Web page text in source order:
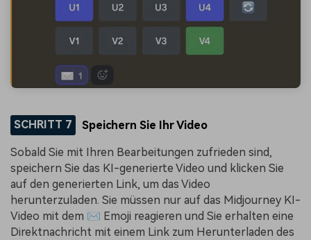
SCHRITT 7 Speichern Sie Ihr Video
Sobald Sie mit Ihren Bearbeitungen zufrieden sind,
speichern Sie das KI-generierte Video und klicken Sie
auf den generierten Link, um das Video
herunterzuladen. Sie müssen nur auf das Midjourney KI-
Video mit dem ✉️ Emoji reagieren und Sie erhalten eine
Direktnachricht mit einem Link zum Herunterladen des